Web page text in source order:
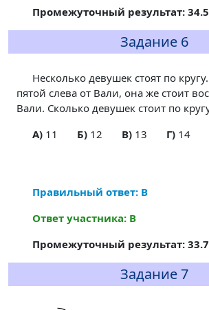
Промежуточный результат: 34.5
Задание 6
Несколько девушек стоят по
пятой слева от Вали, она же стоит
Вали. Сколько девушек стоит по
A)11 Б)12 В)13 Г)14
Правильный ответ: В
Ответ участника: В
Промежуточный результат:
Задание 7